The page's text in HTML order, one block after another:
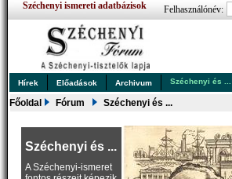
Széchenyi ismereti adatbázisok Felhasználónév:
Hírek Előadások Archivum Széchenyi és ...
Főoldal Fórum Széchenyi és ...
Széchenyi és ...
A Széchenyi-ismeret